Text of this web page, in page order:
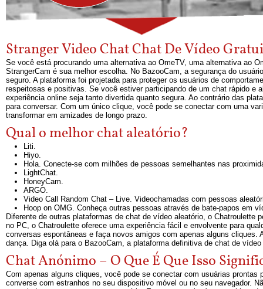
Stranger Video Chat Chat De Vídeo
Se você está procurando uma alternativa ao OmeTV, uma alternativa ao
StrangerCam é sua melhor escolha. No BazooCam, a segurança do
seguro. A plataforma foi projetada para proteger os usuários de
respeitosas e positivas. Se você estiver participando de um chat rápido e
experiência online seja tanto divertida quanto segura. Ao contrário das
para conversar. Com um único clique, você pode se conectar com uma
transformar em amizades de longo prazo.
Qual o melhor chat aleatório?
Liti.
Hiyo.
Hola. Conecte-se com milhões de pessoas semelhantes nas
LightChat.
HoneyCam.
ARGO.
Video Call Random Chat – Live. Videochamadas com pessoas
Hoop on OMG. Conheça outras pessoas através de bate-papos em
Diferente de outras plataformas de chat de vídeo aleatório, o
no PC, o Chatroulette oferece uma experiência fácil e envolvente para
conversas espontâneas e faça novos amigos com apenas alguns
dança. Diga olá para o BazooCam, a plataforma definitiva de chat de
Chat Anónimo – O Que É Que Isso
Com apenas alguns cliques, você pode se conectar com usuárias
converse com estranhos no seu dispositivo móvel ou no seu navegador.